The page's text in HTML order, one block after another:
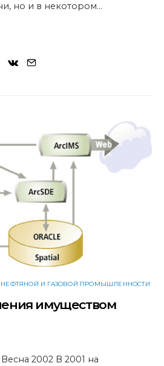
но и в некотором…
НЕФТЯНОЙ И ГАЗОВОЙ ПРОМЫШЛЕННОСТИ
имуществом
2002 В 2001 на